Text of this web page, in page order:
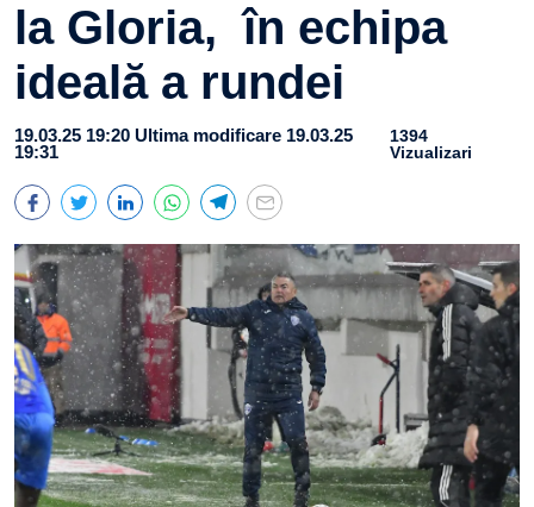
la Gloria, în echipa
ideală a rundei
19.03.25 19:20 Ultima modificare 19.03.25
19:31
1394
Vizualizari